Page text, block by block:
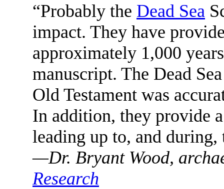
“Probably the Dead Sea
impact. They have
approximately 1,000
manuscript. The Dead
Old Testament was
In addition, they provide
leading up to, and
—Dr. Bryant Wood,
Research